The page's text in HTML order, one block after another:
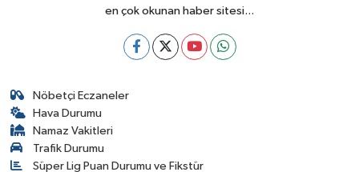
en çok okunan haber sitesi...
Nöbetçi Eczaneler
Hava Durumu
Namaz Vakitleri
Trafik Durumu
Süper Lig Puan Durumu ve Fikstür